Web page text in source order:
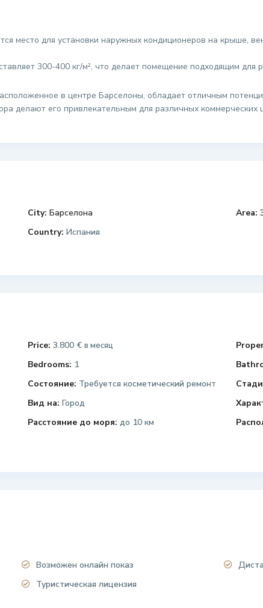
место для установки наружных кондиционеров на крыше,
300-400 кг/м², что делает помещение подходящим для
в центре Барселоны, обладает отличным
делают его привлекательным для различных коммерческих
City: Барселона Area:
Country: Испания
Price: 3.800 € в месяц
Bedrooms: 1
Состояние: Требуется косметический ремонт
Вид на: Город
Расстояние до моря: до 10 км
Возможен онлайн показ
Туристическая лицензия